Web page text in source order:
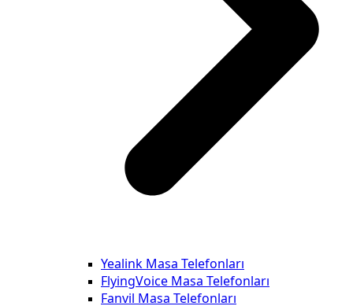
Yealink Masa Telefonları
FlyingVoice Masa Telefonları
Fanvil Masa Telefonları